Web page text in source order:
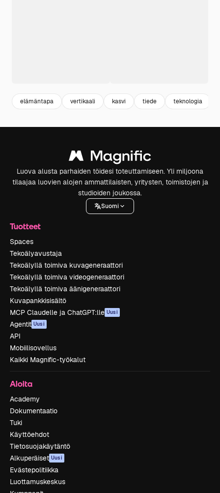
elämäntapa vertikaali kasvi tiede teknologia
Luova alusta parhaiden töidesi toteuttamiseen. Yli miljoona
tilaajaa luovien alojen ammattilaisten, yritysten, toimistojen ja
studioiden joukossa.
Suomi
Tuotteet
Spaces
Tekoälyavustaja
Tekoälyllä toimiva kuvageneraattori
Tekoälyllä toimiva videogeneraattori
Tekoälyllä toimiva äänigeneraattori
Kuvapankkisisältö
MCP Claudelle ja ChatGPT:lle Uusi
Agentit Uusi
API
Mobiilisovellus
Kaikki Magnific-työkalut
Aloita
Academy
Dokumentaatio
Tuki
Käyttöehdot
Tietosuojakäytäntö
Alkuperäiset Uusi
Evästepolitiikka
Luottamuskeskus